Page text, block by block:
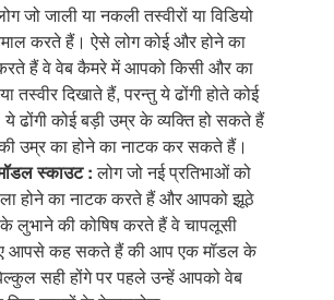
जो जाली या नकली तस्वीरों या विडियो
करते हैं। ऐसे लोग कोई और होने का
हैं वे वेब कैमरे में आपको किसी और का
तस्वीर दिखाते हैं, परन्तु ये ढोंगी होते कोई
ढोंगी कोई बड़ी उम्र के व्यक्ति हो सकते हैं
उम्र का होने का नाटक कर सकते हैं।
स्काउट:लोग जो नई प्रतिभाओं को
होने का नाटक करते हैं और आपको झूठे
लुभाने की कोषिष करते हैं वे चापलूसी
आपसे कह सकते हैं की आप एक मॉडल के
सही होंगे पर पहले उन्हें आपको वेब